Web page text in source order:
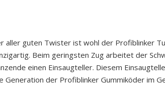
aller guten Twister ist wohl der Profiblinker
Beim geringsten Zug arbeitet der
einen Einsaugteller. Diesem
Generation der Profiblinker Gummiköder im